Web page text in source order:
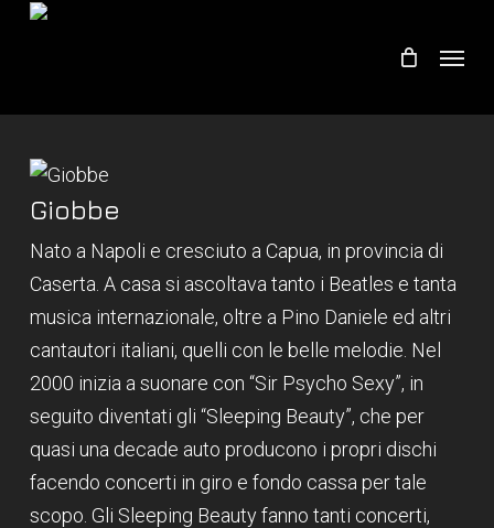
Skip
content
Giobbe
Nato a Napoli e cresciuto a Capua, in provincia di
Caserta. A casa si ascoltava tanto i Beatles e tanta
musica internazionale, oltre a Pino Daniele ed altri
cantautori italiani, quelli con le belle melodie. Nel
2000 inizia a suonare con “Sir Psycho Sexy”, in
seguito diventati gli “Sleeping Beauty”, che per
quasi una decade auto producono i propri dischi
facendo concerti in giro e fondo cassa per tale
scopo. Gli Sleeping Beauty fanno tanti concerti,